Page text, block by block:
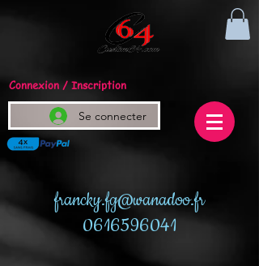
Connexion / Inscription
Se connecter
francky.fg@wanadoo.fr
0616596041